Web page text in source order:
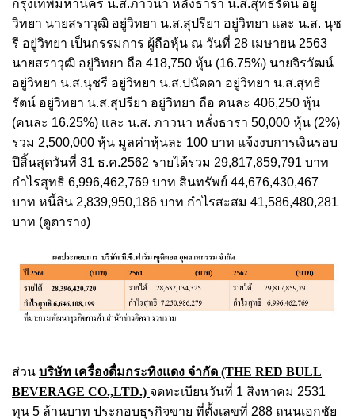
กรุงเทพมหานคร น.ส.ภาวนา หลั่งธารา น.ส.สุทธิรัตน์ อยู่
วิทยา นายสราวุฒิ อยู่วิทยา น.ส.สุปรียา อยู่วิทยา และ น.ส. นุช
รี อยู่วิทยา เป็นกรรมการ ผู้ถือหุ้น ณ วันที่ 28 เมษายน 2563
นายสราวุฒิ อยู่วิทยา ถือ 418,750 หุ้น (16.75%) นายจิรวัฒน์
อยู่วิทยา น.ส.นุชรี อยู่วิทยา น.ส.ปนัดดา อยู่วิทยา น.ส.สุทธิ
รัตน์ อยู่วิทยา น.ส.สุปรียา อยู่วิทยา ถือ คนละ 406,250 หุ้น
(คนละ 16.25%) และ น.ส. ภาวนา หลั่งธารา 50,000 หุ้น (2%)
รวม 2,500,000 หุ้น มูลค่าหุ้นละ 100 บาท แจ้งงบการเงินรอบ
ปีสิ้นสุดวันที่ 31 ธ.ค.2562 รายได้รวม 29,817,859,791 บาท
กำไรสุทธิ 6,996,462,769 บาท สินทรัพย์ 44,676,430,467
บาท หนี้สิน 2,839,950,186 บาท กำไรสะสม 41,586,480,281
บาท (ดูตาราง)
ส่วน บริษัท เครื่องดื่มกระทิงแดง จำกัด (THE RED BULL
BEVERAGE CO.,LTD.) จดทะเบียนวันที่ 1 สิงหาคม 2531
ทุน 5 ล้านบาท ประกอบธุรกิจขาย ที่ตั้งเลขที่ 288 ถนนเอกชัย